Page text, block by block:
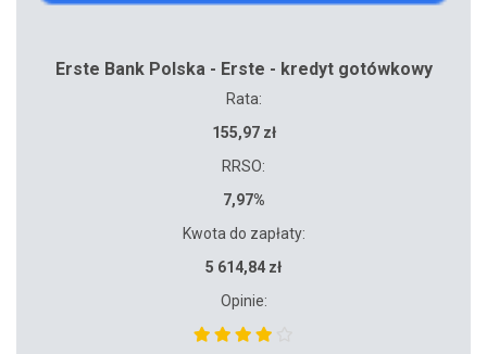
Erste Bank Polska - Erste - kredyt gotówkowy
Rata:
155,97 zł
RRSO:
7,97%
Kwota do zapłaty:
5 614,84 zł
Opinie: